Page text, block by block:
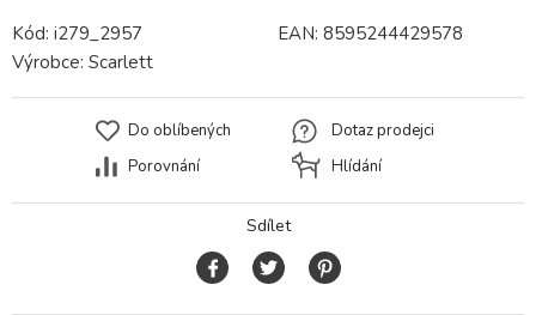
Kód: i279_2957 EAN: 8595244429578
Výrobce: Scarlett
Do oblíbených
Porovnání
Dotaz prodejci
Hlídání
Sdílet